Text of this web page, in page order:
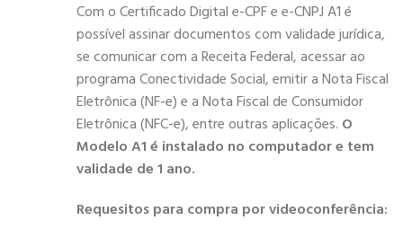
Com o Certificado Digital e-CPF e e-CNPJ A1 é
possível assinar documentos com validade jurídica,
se comunicar com a Receita Federal, acessar ao
programa Conectividade Social, emitir a Nota Fiscal
Eletrônica (NF-e) e a Nota Fiscal de Consumidor
Eletrônica (NFC-e), entre outras aplicações. O
Modelo A1 é instalado no computador e tem
validade de 1 ano.
Requesitos para compra por videoconferência: